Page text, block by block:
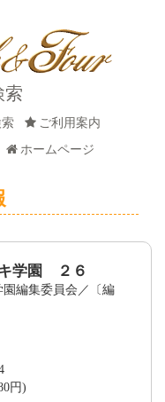
索
索
ご利用案内
ホームページ
学園 ２６
編集委員会／〔編
円)